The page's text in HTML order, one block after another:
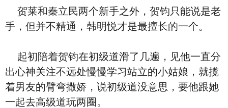
贺莱和秦立民两个新手之外，贺钧只能说是老
手，但并不精通，韩明悦才是最擅长的一个。
起初陪着贺钧在初级道滑了几遍，见他一直分
出心神关注不远处慢慢学习站立的小姑娘，就揽
着男友的臂弯撒娇，说初级道没意思，要他跟她
一起去高级道玩两圈。